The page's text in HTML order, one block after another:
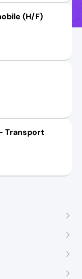
(H/F)
Transport